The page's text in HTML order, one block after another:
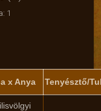
1
x Anya Tenyésztő/